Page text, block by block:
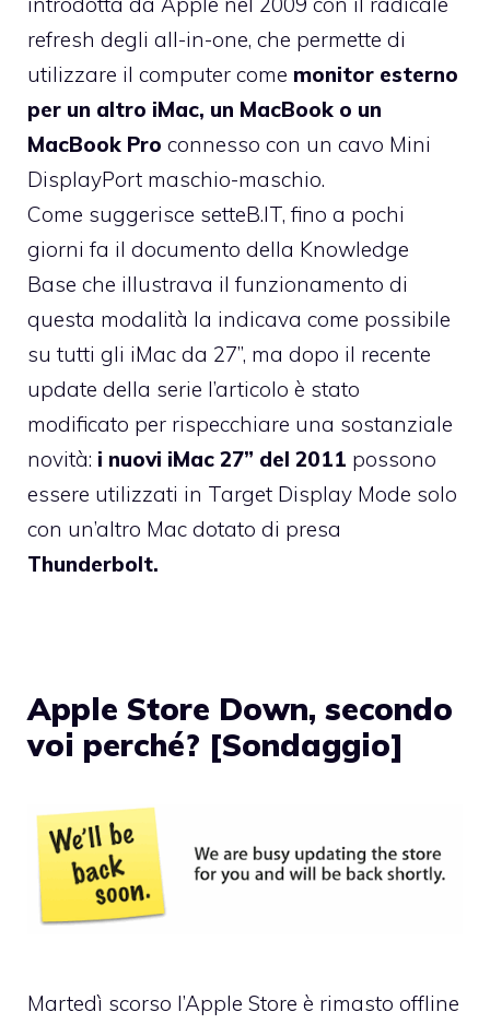
refresh degli all-in-one, che permette di
utilizzare il computer come monitor esterno
per un altro iMac, un MacBook o un
MacBook Pro connesso con un cavo Mini
DisplayPort maschio-maschio.
Come suggerisce setteB.IT, fino a pochi
giorni fa il documento della Knowledge
Base che illustrava il funzionamento di
questa modalità la indicava come possibile
su tutti gli iMac da 27”, ma dopo il recente
update della serie l’articolo è stato
modificato per rispecchiare una sostanziale
novità: i nuovi iMac 27” del 2011 possono
essere utilizzati in Target Display Mode solo
con un’altro Mac dotato di presa
Thunderbolt.
Apple Store Down, secondo
voi perché? [Sondaggio]
Martedì scorso l’Apple Store è rimasto offline